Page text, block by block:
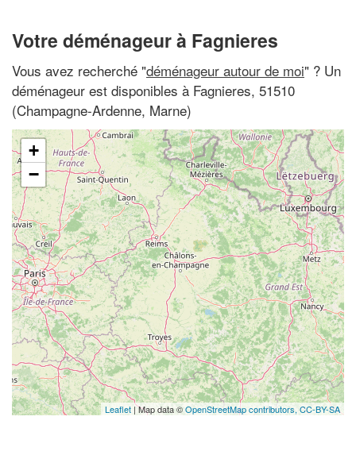
Votre déménageur à Fagnieres
Vous avez recherché "déménageur autour de moi" ? Un
déménageur est disponibles à Fagnieres, 51510
(Champagne-Ardenne, Marne)
+
−
Leaflet | Map data ©OpenStreetMap contributors, CC-BY-SA